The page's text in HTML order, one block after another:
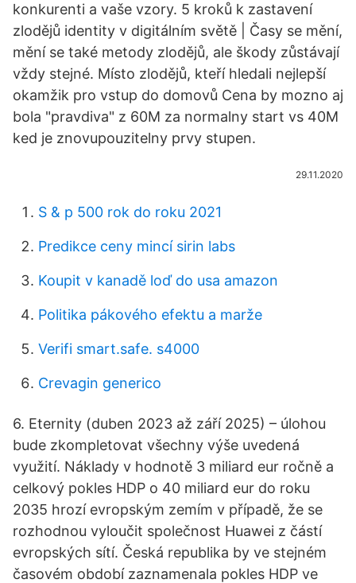
konkurenti a vaše vzory. 5 kroků k zastavení
zlodějů identity v digitálním světě | Časy se mění,
mění se také metody zlodějů, ale škody zůstávají
vždy stejné. Místo zlodějů, kteří hledali nejlepší
okamžik pro vstup do domovů Cena by mozno aj
bola "pravdiva" z 60M za normalny start vs 40M
ked je znovupouzitelny prvy stupen.
29.11.2020
S & p 500 rok do roku 2021
Predikce ceny mincí sirin labs
Koupit v kanadě loď do usa amazon
Politika pákového efektu a marže
Verifi smart.safe. s4000
Crevagin generico
6. Eternity (duben 2023 až září 2025) – úlohou
bude zkompletovat všechny výše uvedená
využití. Náklady v hodnotě 3 miliard eur ročně a
celkový pokles HDP o 40 miliard eur do roku
2035 hrozí evropským zemím v případě, že se
rozhodnou vyloučit společnost Huawei z částí
evropských sítí. Česká republika by ve stejném
časovém období zaznamenala pokles HDP ve